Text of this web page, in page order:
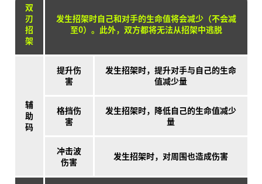
双
刃
招
架
发生招架时自己和对手的生命值将会减少（不会减
至0）。此外，双方都将无法从招架中逃脱
辅
助
码
提升伤
害
发生招架时，提升对手与自己的生命
值减少量
格挡伤
害
发生招架时，降低自己的生命值减少
量
冲击波
伤害
发生招架时，对周围也造成伤害